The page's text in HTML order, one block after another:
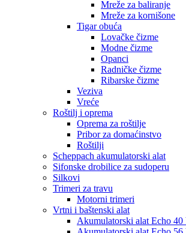
Mreže za baliranje
Mreže za kornišone
Tigar obuća
Lovačke čizme
Modne čizme
Opanci
Radničke čizme
Ribarske čizme
Veziva
Vreće
Roštilj i oprema
Oprema za roštilje
Pribor za domaćinstvo
Roštilji
Scheppach akumulatorski alat
Sifonske drobilice za sudoperu
Silkovi
Trimeri za travu
Motorni trimeri
Vrtni i baštenski alat
Akumulatorski alat Echo 40